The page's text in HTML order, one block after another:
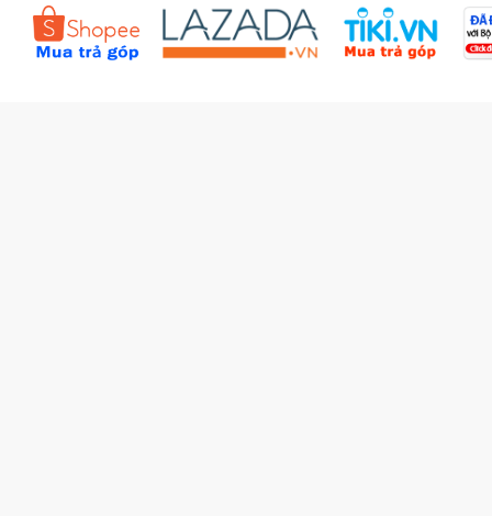
Câu hỏi thường gặp (FAQs)
Kiểm tra đơn hàng
Đặt hàng theo yêu cầu